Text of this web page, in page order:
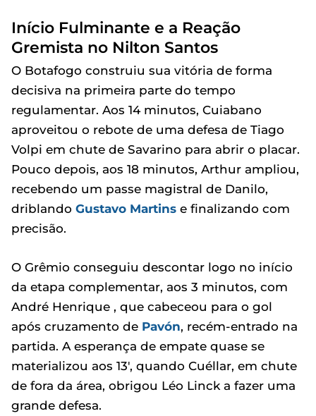
Início Fulminante e a Reação
Gremista no Nilton Santos
O Botafogo construiu sua vitória de forma
decisiva na primeira parte do tempo
regulamentar. Aos 14 minutos, Cuiabano
aproveitou o rebote de uma defesa de Tiago
Volpi em chute de Savarino para abrir o placar.
Pouco depois, aos 18 minutos, Arthur ampliou,
recebendo um passe magistral de Danilo,
driblando Gustavo Martins e finalizando com
precisão.
O Grêmio conseguiu descontar logo no início
da etapa complementar, aos 3 minutos, com
André Henrique , que cabeceou para o gol
após cruzamento de Pavón, recém-entrado na
partida. A esperança de empate quase se
materializou aos 13', quando Cuéllar, em chute
de fora da área, obrigou Léo Linck a fazer uma
grande defesa.